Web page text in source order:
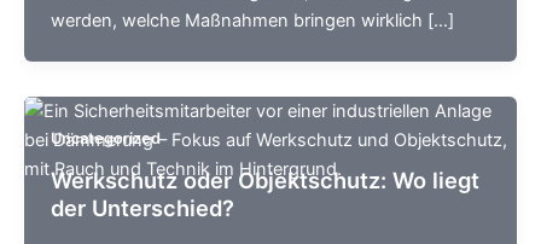
werden, welche Maßnahmen bringen wirklich […]
Uncategorized
Werkschutz oder Objektschutz: Wo liegt
der Unterschied?